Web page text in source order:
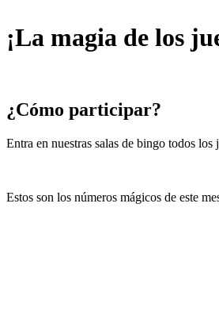
¡La magia de los
¿Cómo participar?
Entra en nuestras salas de bingo todos
Estos son los números mágicos de este